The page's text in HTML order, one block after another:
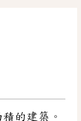
的建築。